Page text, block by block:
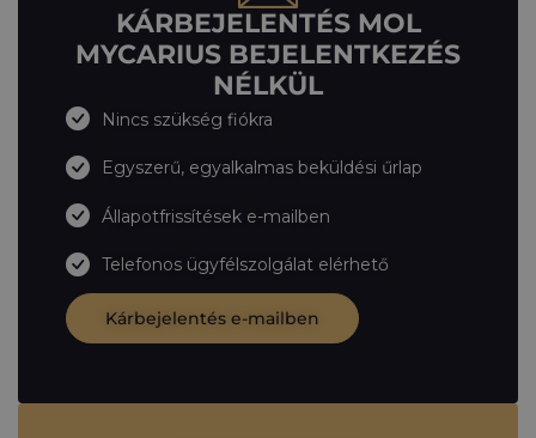
KÁRBEJELENTÉS MOL
MYCARIUS BEJELENTKEZÉS
NÉLKÜL
Nincs szükség fiókra
Egyszerű, egyalkalmas beküldési űrlap
Állapotfrissítések e-mailben
Telefonos ügyfélszolgálat elérhető
Kárbejelentés e-mailben